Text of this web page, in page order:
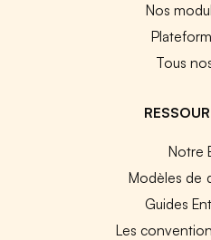
Nos
Tous
Notre
Modèles de
Guides
Les